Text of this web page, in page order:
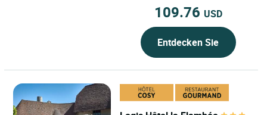
109.76 USD
Entdecken Sie